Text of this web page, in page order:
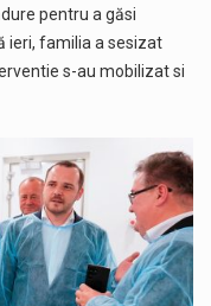
pentru a găsi
ieri, familia a sesizat
s-au mobilizat si